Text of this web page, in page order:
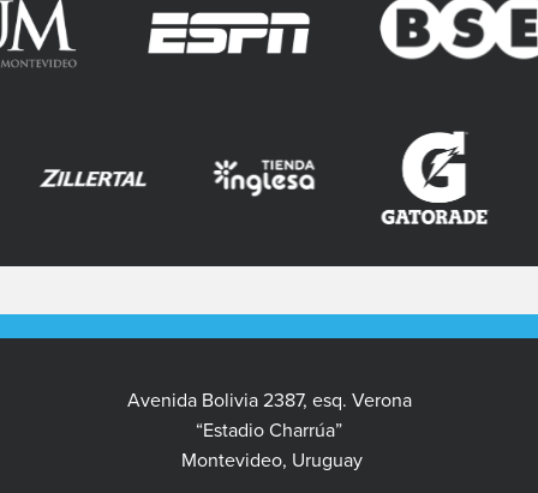
Avenida Bolivia 2387, esq. Verona
“Estadio Charrúa”
Montevideo, Uruguay